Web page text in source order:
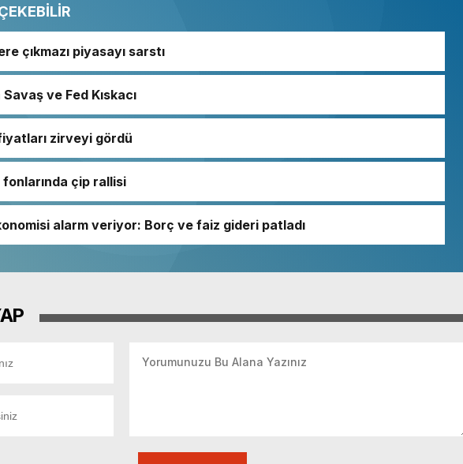
çıkmazı piyasayı sarstı
ve Fed Kıskacı
zirveyi gördü
fonlarında çip rallisi
alarm veriyor: Borç ve faiz gideri patladı